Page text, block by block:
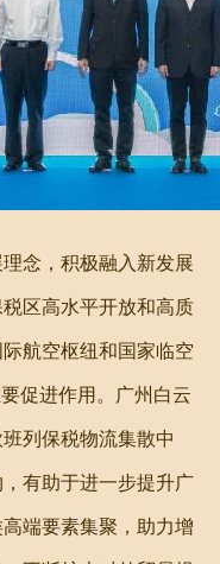
念，积极融入新发展
区高水平开放和高质
航空枢纽和国家临空
促进作用。广州白云
列保税物流集散中
有助于进一步提升广
端要素集聚，助力增